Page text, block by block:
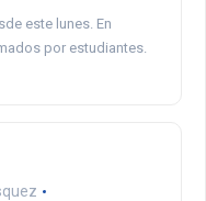
este lunes. En
por estudiantes.